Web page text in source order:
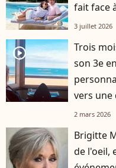
fait face
3 juillet 2026
player2
Trois
son 3e
vers une
2 mars 2026
Brigitte
de l'oeil,